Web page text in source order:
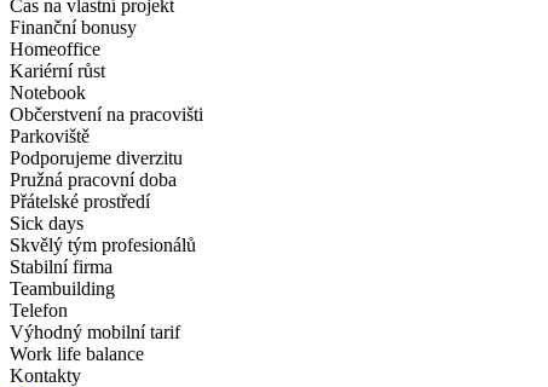
Čas na vlastní projekt
Finanční bonusy
Homeoffice
Kariérní růst
Notebook
Občerstvení na pracovišti
Parkoviště
Podporujeme diverzitu
Pružná pracovní doba
Přátelské prostředí
Sick days
Skvělý tým profesionálů
Stabilní firma
Teambuilding
Telefon
Výhodný mobilní tarif
Work life balance
Kontakty